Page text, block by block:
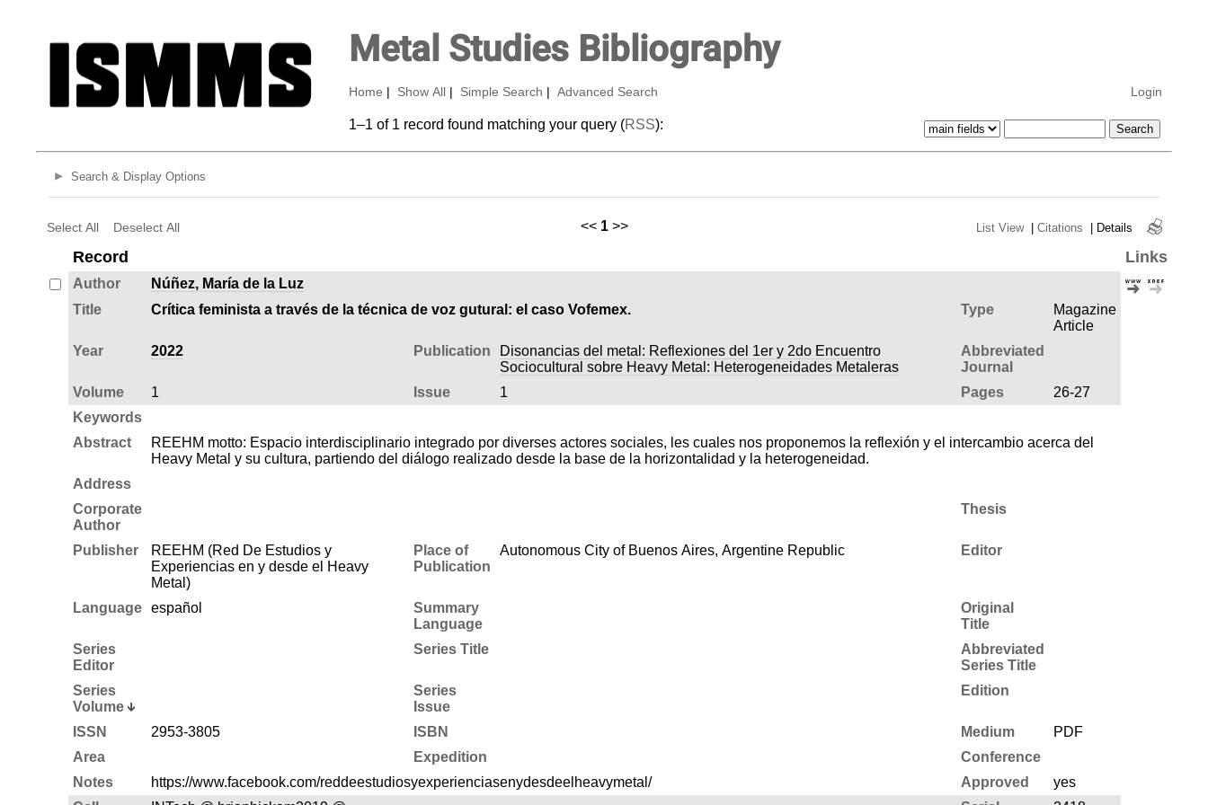
Metal Studies Bibliography
Home Show All Simple Search Advanced Search Login
1–1 of 1 record found matching your query (RSS):
Search & Display Options
Select All Deselect All << 1 >> List View | Citations | Details
Record Links
Author
Núñez, María de la Luz
Title
Crítica feminista a través de la técnica de voz gutural: el caso Vofemex. Type
Magazine
Article
Year
2022 Publication
Disonancias del metal: Reflexiones del 1er y 2do Encuentro
Sociocultural sobre Heavy Metal: Heterogeneidades Metaleras
Abbreviated
Journal
Volume
1 Issue 1 Pages
26-27
Keywords
Abstract
REEHM motto: Espacio interdisciplinario integrado por diverses actores sociales, les cuales nos proponemos la reflexión y el intercambio acerca del
Heavy Metal y su cultura, partiendo del diálogo realizado desde la base de la horizontalidad y la heterogeneidad.
Address
Corporate
Author
Thesis
Publisher
REEHM (Red De Estudios y
Experiencias en y desde el Heavy
Metal)
Place of
Publication
Autonomous City of Buenos Aires, Argentine Republic Editor
Language español
Summary
Language
Original
Title
Series
Editor
Series Title
Abbreviated
Series Title
Series
Volume
Series
Issue
Edition
ISSN 2953-3805 ISBN Medium
PDF
Area
Expedition
Conference
Notes
https://www.facebook.com/reddeestudiosyexperienciasenydesdeelheavymetal/ Approved
yes